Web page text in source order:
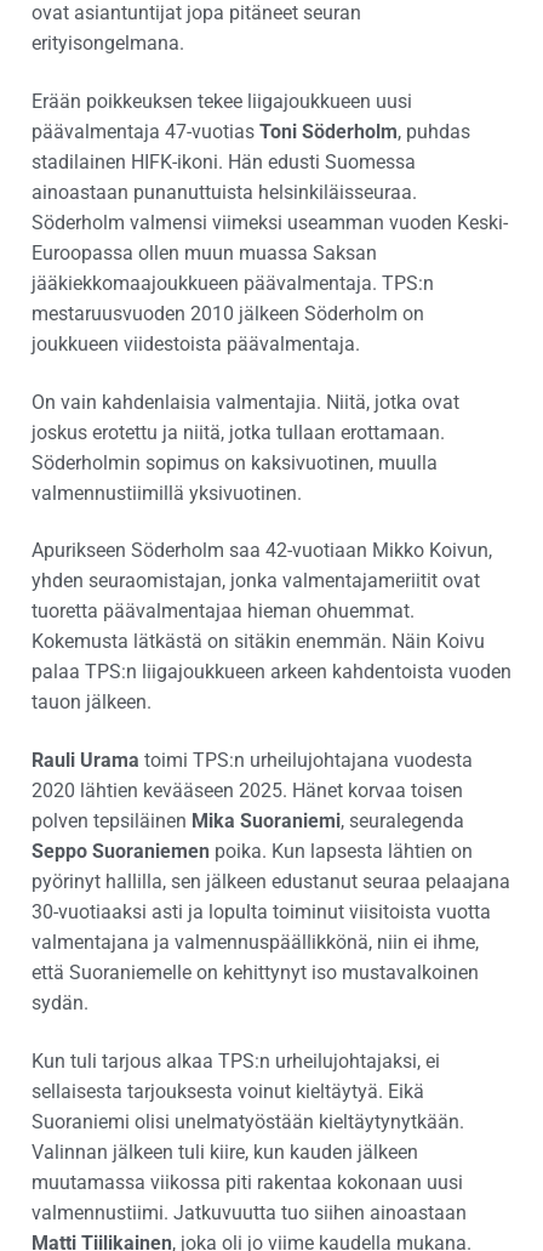
ovat asiantuntijat jopa pitäneet seuran
erityisongelmana.
Erään poikkeuksen tekee liigajoukkueen uusi
päävalmentaja 47-vuotias Toni Söderholm, puhdas
stadilainen HIFK-ikoni. Hän edusti Suomessa
ainoastaan punanuttuista helsinkiläisseuraa.
Söderholm valmensi viimeksi useamman vuoden Keski-
Euroopassa ollen muun muassa Saksan
jääkiekkomaajoukkueen päävalmentaja. TPS:n
mestaruusvuoden 2010 jälkeen Söderholm on
joukkueen viidestoista päävalmentaja.
On vain kahdenlaisia valmentajia. Niitä, jotka ovat
joskus erotettu ja niitä, jotka tullaan erottamaan.
Söderholmin sopimus on kaksivuotinen, muulla
valmennustiimillä yksivuotinen.
Apurikseen Söderholm saa 42-vuotiaan Mikko Koivun,
yhden seuraomistajan, jonka valmentajameriitit ovat
tuoretta päävalmentajaa hieman ohuemmat.
Kokemusta lätkästä on sitäkin enemmän. Näin Koivu
palaa TPS:n liigajoukkueen arkeen kahdentoista vuoden
tauon jälkeen.
Rauli Urama toimi TPS:n urheilujohtajana vuodesta
2020 lähtien kevääseen 2025. Hänet korvaa toisen
polven tepsiläinen Mika Suoraniemi, seuralegenda
Seppo Suoraniemen poika. Kun lapsesta lähtien on
pyörinyt hallilla, sen jälkeen edustanut seuraa pelaajana
30-vuotiaaksi asti ja lopulta toiminut viisitoista vuotta
valmentajana ja valmennuspäällikkönä, niin ei ihme,
että Suoraniemelle on kehittynyt iso mustavalkoinen
sydän.
Kun tuli tarjous alkaa TPS:n urheilujohtajaksi, ei
sellaisesta tarjouksesta voinut kieltäytyä. Eikä
Suoraniemi olisi unelmatyöstään kieltäytynytkään.
Valinnan jälkeen tuli kiire, kun kauden jälkeen
muutamassa viikossa piti rakentaa kokonaan uusi
valmennustiimi. Jatkuvuutta tuo siihen ainoastaan
Matti Tiilikainen, joka oli jo viime kaudella mukana.